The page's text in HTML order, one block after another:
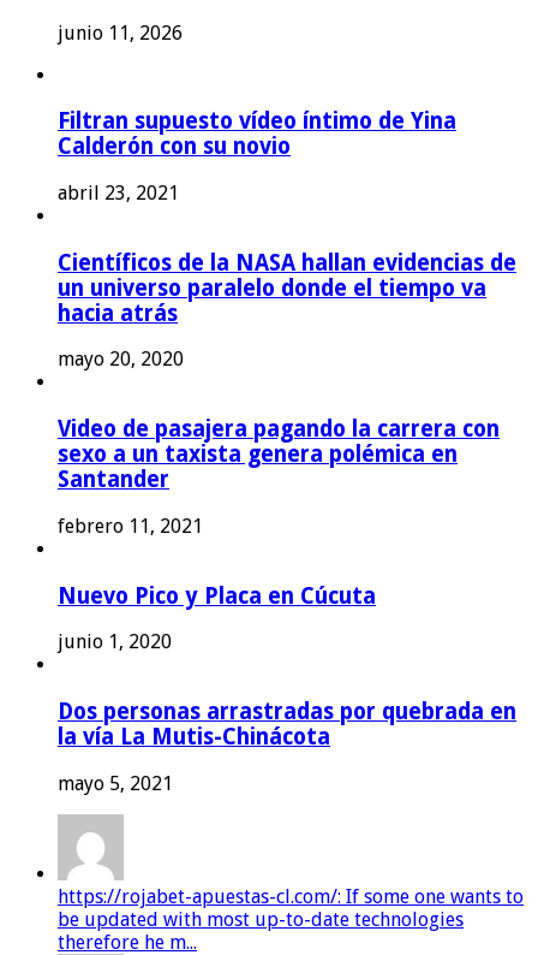
junio 11, 2026
Filtran supuesto vídeo íntimo de Yina
Calderón con su novio
abril 23, 2021
Científicos de la NASA hallan evidencias de
un universo paralelo donde el tiempo va
hacia atrás
mayo 20, 2020
Video de pasajera pagando la carrera con
sexo a un taxista genera polémica en
Santander
febrero 11, 2021
Nuevo Pico y Placa en Cúcuta
junio 1, 2020
Dos personas arrastradas por quebrada en
la vía La Mutis-Chinácota
mayo 5, 2021
https://rojabet-apuestas-cl.com/: If some one wants to
be updated with most up-to-date technologies
therefore he m...